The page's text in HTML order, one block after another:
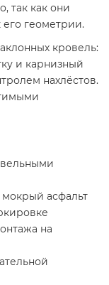
так как они
его геометрии.
кровель:
и карнизный
нахлёстов.
асфальт
на